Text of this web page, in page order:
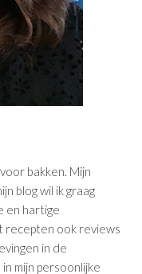
bakken. Mijn
blog wil ik graag
en hartige
recepten ook reviews
in de
mijn persoonlijke